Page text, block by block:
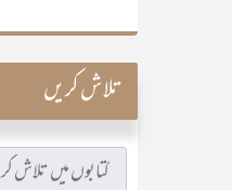
تلاش کریں